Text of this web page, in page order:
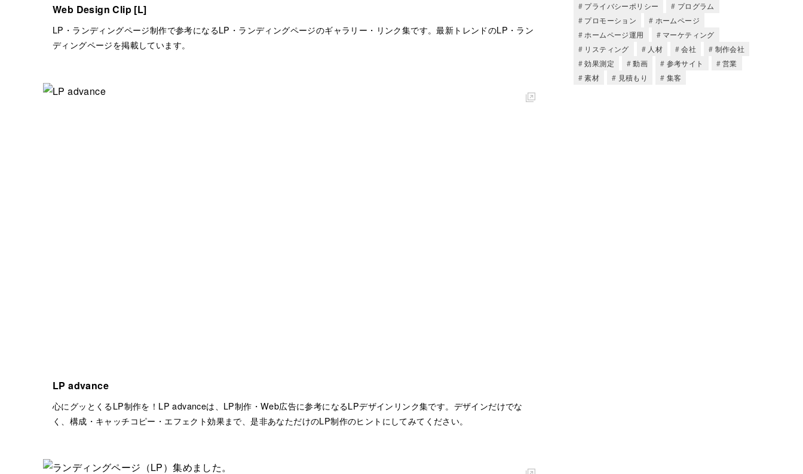
Web Design Clip [L]
LP・ランディングページ制作で参考になるLP・ランディングページのギャラリー・リンク集です。最新トレンドのLP・ラン
ディングページを掲載しています。
LP advance
心にグッとくるLP制作を！LP advanceは、LP制作・Web広告に参考になるLPデザインリンク集です。デザインだけでな
く、構成・キャッチコピー・エフェクト効果まで、是非あなただけのLP制作のヒントにしてみてください。
プライバシーポリシー
プログラム
プロモーション
ホームページ
ホームページ運用
マーケティング
リスティング
人材 会社
制作会社
効果測定
動画 参考サイト
営業
素材
見積もり 集客